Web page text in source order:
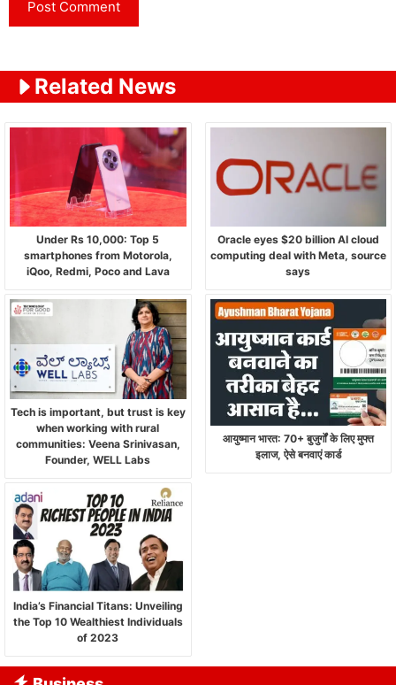
Related News
Under Rs 10,000: Top 5
smartphones from Motorola,
iQoo, Redmi, Poco and Lava
Oracle eyes $20 billion AI cloud
computing deal with Meta, source
says
Tech is important, but trust is key
when working with rural
communities: Veena Srinivasan,
Founder, WELL Labs
आयुष्मान भारत: 70+ बुजुर्गों के लिए मुफ्त
इलाज, ऐसे बनवाएं कार्ड
India’s Financial Titans: Unveiling
the Top 10 Wealthiest Individuals
of 2023